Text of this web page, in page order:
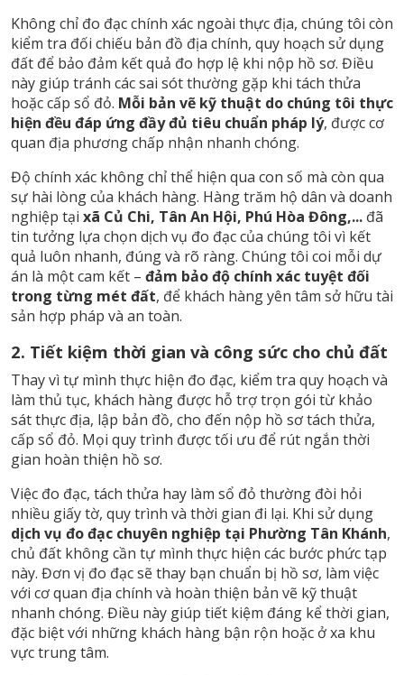
Không chỉ đo đạc chính xác ngoài thực địa, chúng tôi còn
kiểm tra đối chiếu bản đồ địa chính, quy hoạch sử dụng
đất để bảo đảm kết quả đo hợp lệ khi nộp hồ sơ. Điều
này giúp tránh các sai sót thường gặp khi tách thửa
hoặc cấp sổ đỏ. Mỗi bản vẽ kỹ thuật do chúng tôi thực
hiện đều đáp ứng đầy đủ tiêu chuẩn pháp lý, được cơ
quan địa phương chấp nhận nhanh chóng.
Độ chính xác không chỉ thể hiện qua con số mà còn qua
sự hài lòng của khách hàng. Hàng trăm hộ dân và doanh
nghiệp tại xã Củ Chi, Tân An Hội, Phú Hòa Đông,... đã
tin tưởng lựa chọn dịch vụ đo đạc của chúng tôi vì kết
quả luôn nhanh, đúng và rõ ràng. Chúng tôi coi mỗi dự
án là một cam kết – đảm bảo độ chính xác tuyệt đối
trong từng mét đất, để khách hàng yên tâm sở hữu tài
sản hợp pháp và an toàn.
2. Tiết kiệm thời gian và công sức cho chủ đất
Thay vì tự mình thực hiện đo đạc, kiểm tra quy hoạch và
làm thủ tục, khách hàng được hỗ trợ trọn gói từ khảo
sát thực địa, lập bản đồ, cho đến nộp hồ sơ tách thửa,
cấp sổ đỏ. Mọi quy trình được tối ưu để rút ngắn thời
gian hoàn thiện hồ sơ.
Việc đo đạc, tách thửa hay làm sổ đỏ thường đòi hỏi
nhiều giấy tờ, quy trình và thời gian đi lại. Khi sử dụng
dịch vụ đo đạc chuyên nghiệp tại Phường Tân Khánh,
chủ đất không cần tự mình thực hiện các bước phức tạp
này. Đơn vị đo đạc sẽ thay bạn chuẩn bị hồ sơ, làm việc
với cơ quan địa chính và hoàn thiện bản vẽ kỹ thuật
nhanh chóng. Điều này giúp tiết kiệm đáng kể thời gian,
đặc biệt với những khách hàng bận rộn hoặc ở xa khu
vực trung tâm.